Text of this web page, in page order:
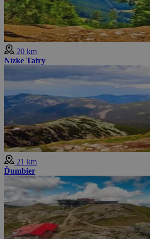
20 km
Nízke Tatry
21 km
Ďumbier